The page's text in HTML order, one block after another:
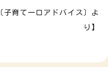
子育て一口アドバイス〕よ
り】